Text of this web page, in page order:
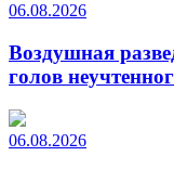
06.08.2026
Воздушная
голов
06.08.2026